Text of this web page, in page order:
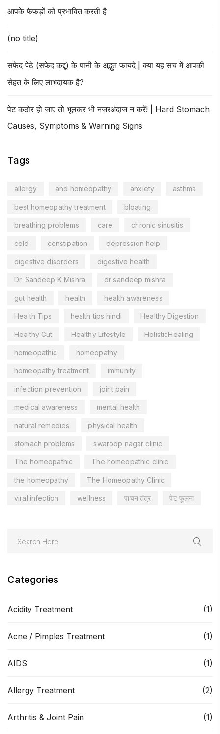
आपके फेफड़ों को प्रभावित करती है
(no title)
सफेद पेठे (सफेद कद्दू) के पानी के अद्भुत फायदे | क्या यह सच में आपकी
सेहत के लिए लाभदायक है?
पेट कठोर हो जाए तो भूलकर भी नजरअंदाज न करें! | Hard Stomach
Causes, Symptoms & Warning Signs
Tags
allergy and homeopathy anxiety asthma
best homeopathy treatment bloating
breathing problems care chronic sinusitis
cold constipation depression help
digestive disorders digestive health
Dr. Sandeep K Mishra dr sandeep mishra
gut health health health awareness
Health Tips health tips hindi Healthy Digestion
Healthy Gut Healthy Lifestyle HolisticHealing
homeopathic homeopathy
homeopathy treatment immunity
infection prevention joint pain
medical awareness mental health
natural remedies physical health
stomach problems swaroop nagar clinic
The homeopathic The homeopathic clinic
the homeopathy The Homeopathy Clinic
viral infection wellness पाचन तंत्र पेट फूलना
Categories
Acidity Treatment (1)
Acne / Pimples Treatment (1)
AIDS (1)
Allergy Treatment (2)
Arthritis & Joint Pain (1)